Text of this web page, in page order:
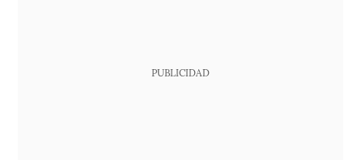
PUBLICIDAD